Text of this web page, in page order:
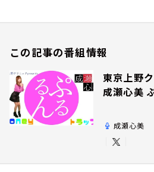
この記事の番組情報
東京上野
成瀬心美
成瀬心美